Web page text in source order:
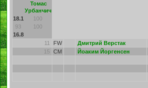
Томас
Урбанчич
18.1
100
93
100
16.8
11
FW Дмитрий Верстак
15
CM Йоаким Йоргенсен